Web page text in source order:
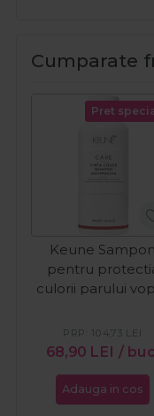
Cumparate
Pret
Keune Sampon
pentru
culorii parului
300ml
68,90 LEI / buc
PRP: 104,73 LEI
Adauga in cos